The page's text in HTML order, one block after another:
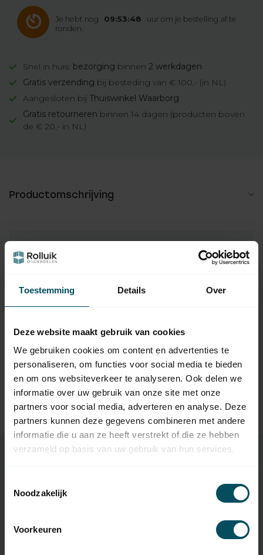
Toestemming Details Over
Deze website maakt gebruik van cookies
We gebruiken cookies om content en advertenties te
personaliseren, om functies voor social media te bieden
en om ons websiteverkeer te analyseren. Ook delen we
informatie over uw gebruik van onze site met onze
partners voor social media, adverteren en analyse. Deze
partners kunnen deze gegevens combineren met andere
informatie die u aan ze heeft verstrekt of die ze hebben
verzameld op basis van uw gebruik van hun services.
Noodzakelijk
Voorkeuren
Je hebt nog 09:53:48
uur om je bestelling af te
ronden.
Snel in huis: bezorging binnen 2 werkdagen
Gratis verzending bij besteding van € 100,- (in NL)
Aangesloten bij Thuiswinkel Waarborg
Gratis retourneren binnen 14 dagen (producten boven
de € 20,- in NL)
Productomschrijving
Hulp nodig bij het maken van een
keuze?
Neem contact op met een van onze medewerkers
Gerelateerde producten
TypeError: Failed to fetch
https://www.rolluikonderdelen.nl/nl/garagedeuren/kantel
deuren/